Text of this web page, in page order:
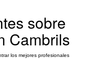
sobre
Cambrils
los mejores profesionales